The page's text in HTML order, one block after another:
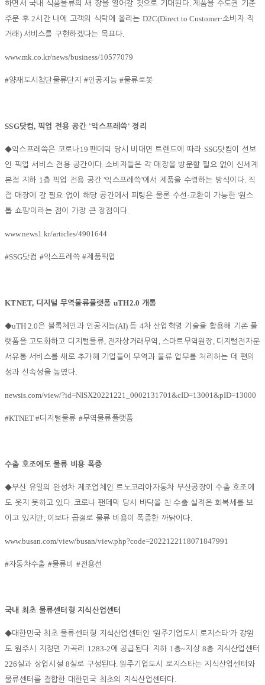
하면서 국내 식품물류의 새 장을 열어갈 것으로 기대된다. 제품을 수도권 기준
주문 후2시간 내에 고객의 식탁에 올리는 D2C(Direct to Customer·소비자 직
거래 ) 서비스를 구현하겠다는 목표다.
www.mk.co.kr/news/business/10577079
#양재도시첨단물류단지 #인공지능#물류로봇
SSG닷컴, 픽업 전용 공간 '익스프레쓱'정리
◆익스프레쓱은 코로나19 팬데믹 당시 비대면 트렌드에 따라 SSG닷컴이 선보
인 픽업 서비스 전용 공간이다.소비자들은 각 매장을 방문할 필요 없이 신세계
본점 지하 1층 픽업 전용 공간'익스프레쓱'에서 제품을 수령하는 방식이다. 직
접 매장에 갈 필요 없이 해당 공간에서 피팅은 물론 수선 ·교환이 가능한'원스
톱 쇼핑'이라는 점이 가장 큰 장점이다.
www.news1.kr/articles/4901644
#SSG닷컴 #익스프레쓱#제품픽업
KTNET, 디지털 무역물류플랫폼 uTH2.0 개통
◆uTH 2.0은 블록체인과 인공지능(AI)등 4차 산업혁명 기술을 활용해 기존 플
랫폼을 고도화하고 디지털물류, 전자상거래무역 , 스마트무역원장, 디지털전자문
서유통 서비스를 새로 추가해 기업들이 무역과 물류 업무를 처리하는 데 편의
성과 신속성을 높였다.
newsis.com/view/?id=NISX20221221_0002131701&cID=13001&pID=13000
#KTNET #디지털물류 #무역물류플랫폼
수출 호조에도 물류 비용 폭증
◆부산 유일의 완성차 제조업체인 르노코리아자동차 부산공장이 수출 호조에
도 웃지 못하고 있다. 코로나 팬데믹 당시 바닥을 친 수출 실적은 회복세를 보
이고 있지만, 이보다 곱절로 물류 비용이 폭증한 까닭이다.
www.busan.com/view/busan/view.php?code=2022122118071847991
#자동차수출 #물류비 #전용선
국내 최초 물류센터형 지식산업센터
◆대한민국 최초 물류센터형 지식산업센터인 '원주기업도시 로지스타'가 강원
도 원주시 지정면 가곡리
1283-2에 공급된다. 지하 1층~지상8층 지식산업센터
226실과 상업시설8실로 구성된다. 원주기업도시 로지스타는 지식산업센터와
물류센터를 결합한 대한민국 최초의 지식산업센터다.